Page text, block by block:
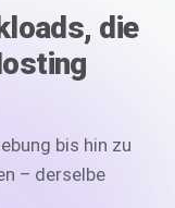
die
bis hin zu
– derselbe